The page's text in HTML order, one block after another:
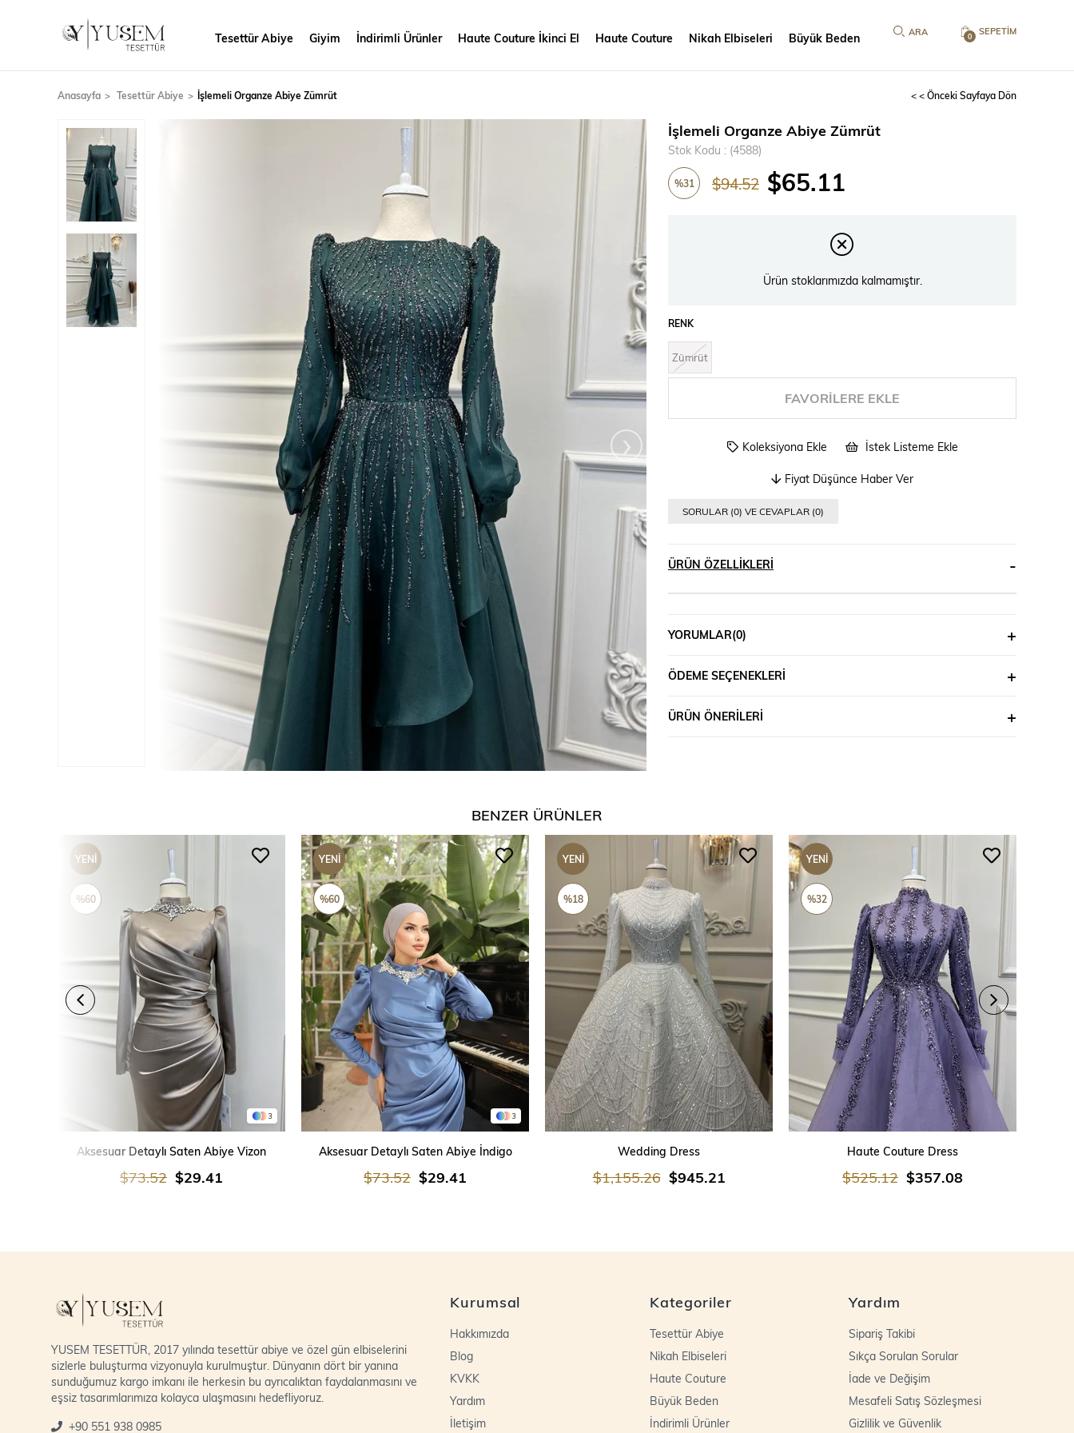
SEPETIM
0
Tesettür Abiye Giyim İndirimli Ürünler Haute Couture İkinci El Haute Couture Nikah Elbiseleri Büyük Beden
Anasayfa Tesettür Abiye İşlemeli Organze Abiye Zümrüt < < Önceki Sayfaya Dön
›
İşlemeli Organze Abiye Zümrüt
Stok Kodu (4588)
%31 $94.52 $65.11
Ürün stoklarımızda kalmamıştır.
RENK
Zümrüt
FAVORILERE EKLE
Koleksiyona Ekle İstek Listeme Ekle
Fiyat Düşünce Haber Ver
SORULAR (0) VE CEVAPLAR (0)
ÜRÜN ÖZELLIKLERI
YORUMLAR(0)
ÖDEME SEÇENEKLERI
ÜRÜN ÖNERILERI
BENZER ÜRÜNLER
3
Aksesuar Detaylı Saten Abiye Vizon
$29.41
$73.52
YENI
ÜRÜN
%60
3
Aksesuar Detaylı Saten Abiye İndigo
$29.41
$73.52
YENI
ÜRÜN
%60
Wedding Dress
$945.21
$1,155.26
YENI
ÜRÜN
%18
Haute Couture Dress
$357.08
$525.12
YENI
ÜRÜN
%32
YUSEM TESETTÜR, 2017 yılında tesettür abiye ve özel gün elbiselerini
sizlerle buluşturma vizyonuyla kurulmuştur. Dünyanın dört bir yanına
sunduğumuz kargo imkanı ile herkesin bu ayrıcalıktan faydalanmasını ve
eşsiz tasarımlarımıza kolayca ulaşmasını hedefliyoruz.
+90 551 938 0985
Kurumsal
Hakkımızda
Blog
KVKK
Yardım
İletişim
Kategoriler
Tesettür Abiye
Nikah Elbiseleri
Haute Couture
Büyük Beden
İndirimli Ürünler
Yardım
Sipariş Takibi
Sıkça Sorulan Sorular
İade ve Değişim
Mesafeli Satış Sözleşmesi
Gizlilik ve Güvenlik